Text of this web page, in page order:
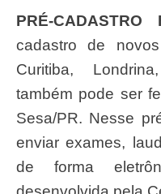
PRÉ-
cadastro de
Curitiba,
também pode ser
Sesa/PR. Nesse
enviar exames,
de forma